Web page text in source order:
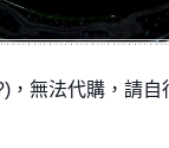
，無法代購，請